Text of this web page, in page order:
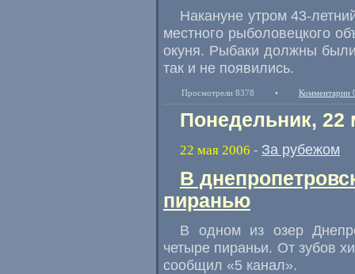
Накануне утром 43-
местного рыболовецкого
окуня. Рыбаки должны
так и не появились.
Просмотрели 8378 • Комментарии
Понедельник, 22
22 мая 2006 - За рубежом
В
пиранью
В одном из озер
четыре пираньи. От зубов
сообщил «5 канал».